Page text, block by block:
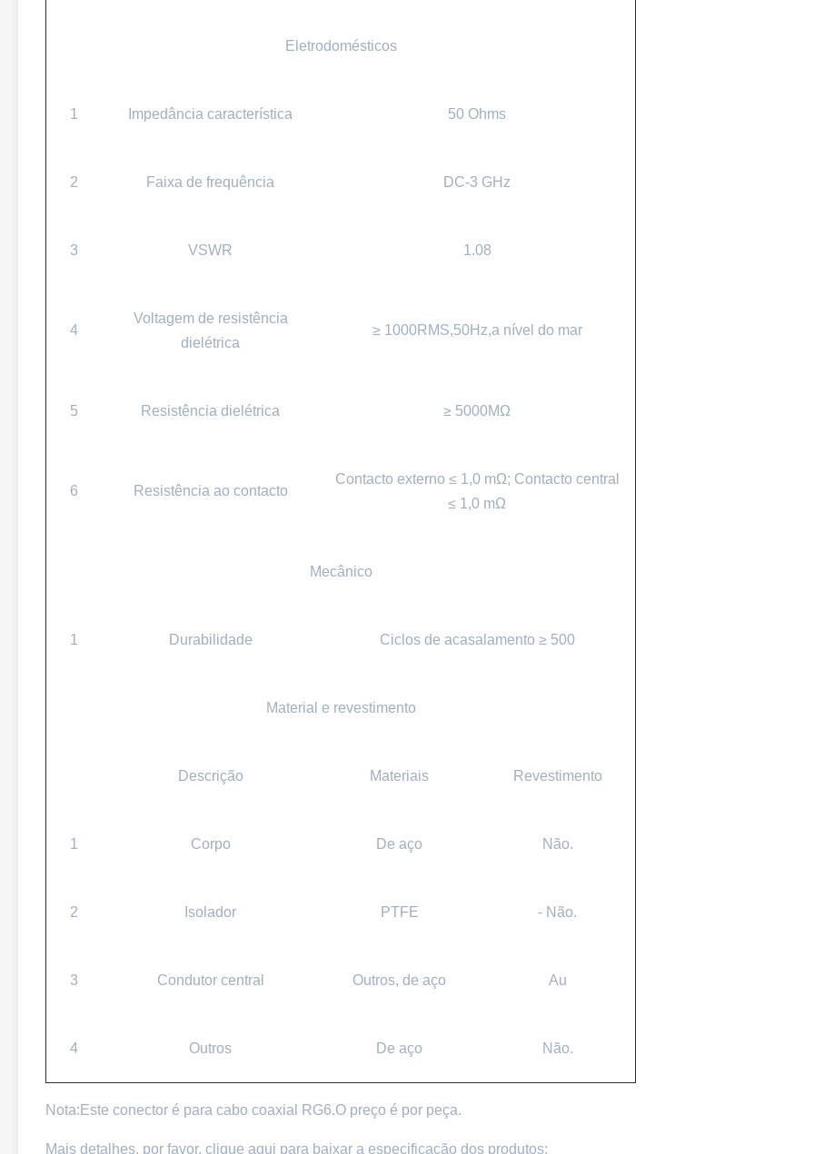
Eletrodomésticos
1 Impedância característica 50 Ohms
2 Faixa de frequência DC-3 GHz
3 VSWR 1.08
4
Voltagem de resistência
dielétrica
≥ 1000RMS,50Hz,a nível do mar
5 Resistência dielétrica ≥ 5000MΩ
6 Resistência ao contacto
Contacto externo ≤ 1,0 mΩ; Contacto central
≤ 1,0 mΩ
Mecânico
1 Durabilidade Ciclos de acasalamento ≥ 500
Material e revestimento
Descrição Materiais Revestimento
1 Corpo De aço Não.
2 Isolador PTFE - Não.
3 Condutor central Outros, de aço Au
4 Outros De aço Não.
Nota:Este conector é para cabo coaxial RG6.O preço é por peça.
Mais detalhes, por favor, clique aqui para baixar a especificação dos produtos: